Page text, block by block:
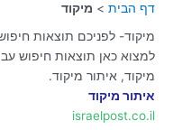
דף הבית
מיקוד
מיקוד- לפניכם תוצאות
למצוא כאן תוצאות חיפוש
מיקוד, איתור מיקוד.
איתור מיקוד
israelpost.co.il